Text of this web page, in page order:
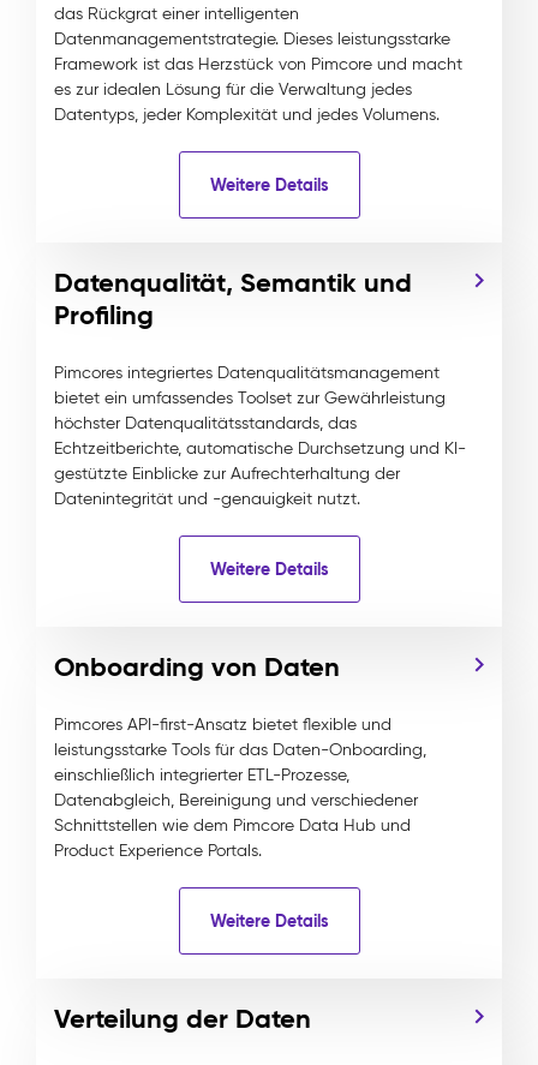
das Rückgrat einer intelligenten
Datenmanagementstrategie. Dieses leistungsstarke
Framework ist das Herzstück von Pimcore und macht
es zur idealen Lösung für die Verwaltung jedes
Datentyps, jeder Komplexität und jedes Volumens.
Weitere Details
Datenqualität, Semantik und
Profiling
Pimcores integriertes Datenqualitätsmanagement
bietet ein umfassendes Toolset zur Gewährleistung
höchster Datenqualitätsstandards, das
Echtzeitberichte, automatische Durchsetzung und KI-
gestützte Einblicke zur Aufrechterhaltung der
Datenintegrität und -genauigkeit nutzt.
Weitere Details
Onboarding von Daten
Pimcores API-first-Ansatz bietet flexible und
leistungsstarke Tools für das Daten-Onboarding,
einschließlich integrierter ETL-Prozesse,
Datenabgleich, Bereinigung und verschiedener
Schnittstellen wie dem Pimcore Data Hub und
Product Experience Portals.
Weitere Details
Verteilung der Daten